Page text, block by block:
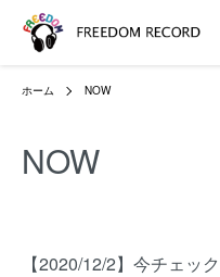
ホーム NOW
NOW
【2020/12/2】今チェッ